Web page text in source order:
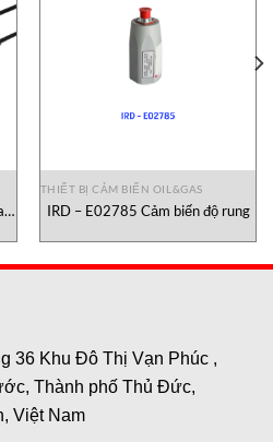
THIẾT BỊ CẢM BIẾN OIL&GAS
IRD – E02785 Cảm biến độ rung
36 Khu Đô Thị Vạn Phúc ,
Thành phố Thủ Đức,
Việt Nam